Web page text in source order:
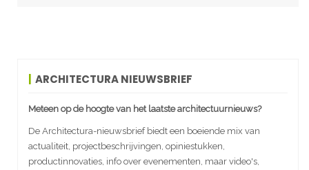
ARCHITECTURA NIEUWSBRIEF
Meteen op de hoogte van het laatste architectuurnieuws?
De Architectura-nieuwsbrief biedt een boeiende mix van
actualiteit, projectbeschrijvingen, opiniestukken,
productinnovaties, info over evenementen, maar video's,